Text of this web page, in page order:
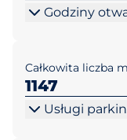
Godziny
Całkowita liczba
1147
Usługi